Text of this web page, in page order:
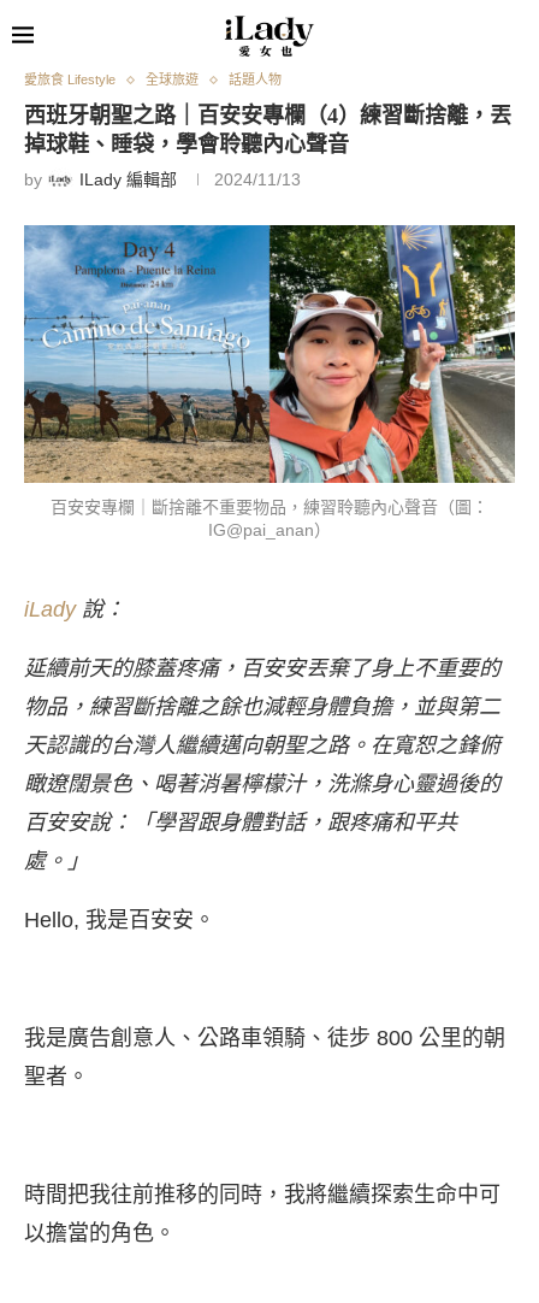
愛旅食 Lifestyle 全球旅遊 話題人物
西班牙朝聖之路｜百安安專欄（4）練習斷捨離，丟
掉球鞋、睡袋，學會聆聽內心聲音
by ILady 編輯部 2024/11/13
百安安專欄｜斷捨離不重要物品，練習聆聽內心聲音（圖：
IG@pai_anan）
iLady說：
延續前天的膝蓋疼痛，百安安丟棄了身上不重要的
物品，練習斷捨離之餘也減輕身體負擔，並與第二
天認識的台灣人繼續邁向朝聖之路。在寬恕之鋒俯
瞰遼闊景色、喝著消暑檸檬汁，洗滌身心靈過後的
百安安說：「學習跟身體對話，跟疼痛和平共
處。」
Hello, 我是百安安。
我是廣告創意人、公路車領騎、徒步 800 公里的朝
聖者。
時間把我往前推移的同時，我將繼續探索生命中可
以擔當的角色。